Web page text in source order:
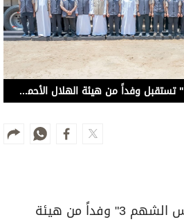
عملية "الفارس الشهم 3" تستقبل وفداً من هيئة الهلال الأحمر الإماراتي للاطلاع على سير العمل بالمركز اللوجستي في العريش
استقبلت عملية "الفارس الشهم 3" وفداً من هيئة